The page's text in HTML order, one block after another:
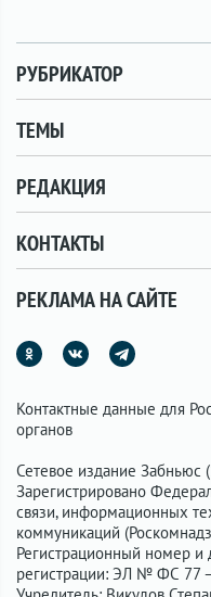
РУБРИКАТОР
ТЕМЫ
РЕДАКЦИЯ
КОНТАКТЫ
РЕКЛАМА НА САЙТЕ
Контактные данные для
органов
Сетевое издание Забньюс
Зарегистрировано
связи, информационных
коммуникаций
Регистрационный номер и
регистрации: ЭЛ № ФС 77